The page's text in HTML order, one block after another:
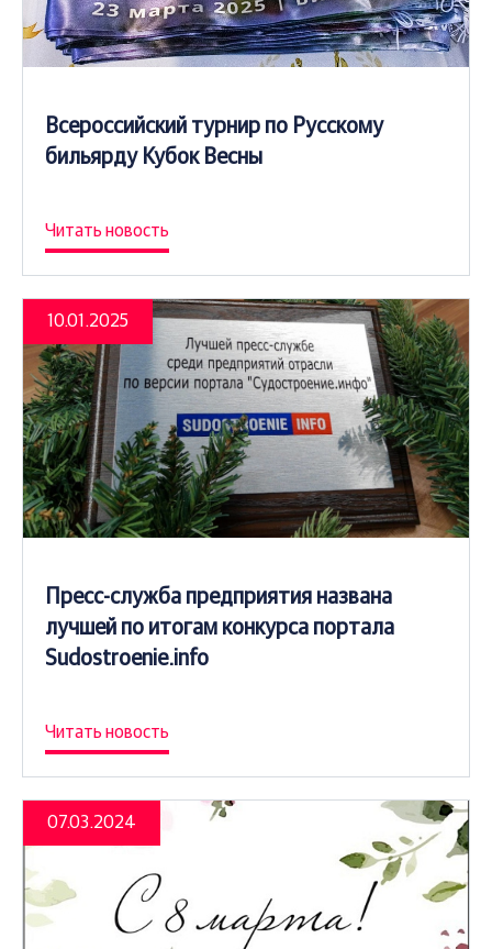
Всероссийский турнир по Русскому
бильярду Кубок Весны
Читать новость
10.01.2025
Пресс-служба предприятия названа
лучшей по итогам конкурса портала
Sudostroenie.info
Читать новость
07.03.2024